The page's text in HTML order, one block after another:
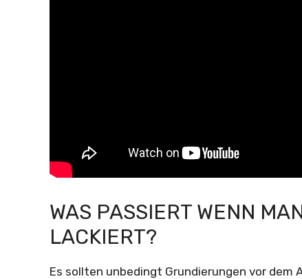
WAS PASSIERT WENN
LACKIERT?
Es sollten unbedingt Grundierungen vor